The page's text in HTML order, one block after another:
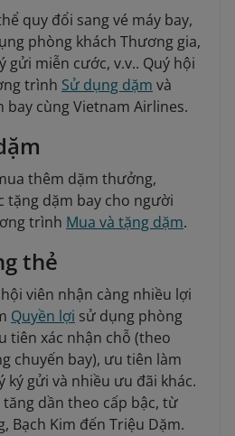
quy đổi sang vé máy bay,
phòng khách Thương gia,
gửi miễn cước, v.v.. Quý hội
trình Sử dụng dặm và
bay cùng Vietnam Airlines.
thêm dặm thưởng,
tặng dặm bay cho người
trình Mua và tặng dặm.
thẻ
viên nhận càng nhiều lợi
Quyền lợi sử dụng phòng
tiên xác nhận chỗ (theo
chuyến bay), ưu tiên làm
gửi và nhiều ưu đãi khác.
dần theo cấp bậc, từ
Bạch Kim đến Triệu Dặm.